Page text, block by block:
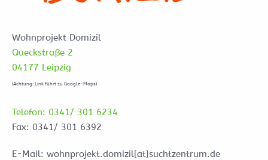
Wohnprojekt Domizil
Queckstraße 2
04177 Leipzig
(Achtung: Link führt zu Google-Maps)
Telefon: 0341/ 301 6234
Fax: 0341/ 301 6392
E-Mail: wohnprojekt.domizil[at]suchtzentrum.de